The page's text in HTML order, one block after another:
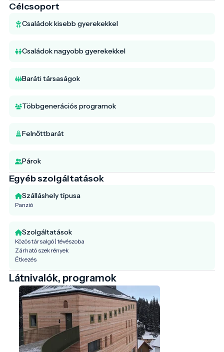
Célcsoport
Családok kisebb gyerekekkel
Családok nagyobb gyerekekkel
Baráti társaságok
Többgenerációs programok
Felnőttbarát
Párok
Egyéb szolgáltatások
Szálláshely típusa
Panzió
Szolgáltatások
Közös társalgó | tévészoba
Zárható szekrények
Étkezés
Látnivalók, programok